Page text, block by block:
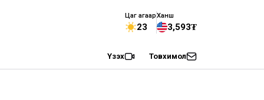
Цаг агаар
23
Ханш
3,593₮
Үзэх Товхимол